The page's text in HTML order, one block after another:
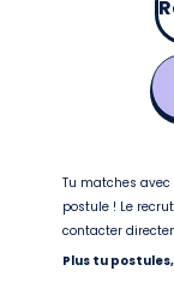
Tu matches avec
postule ! Le
contacter
Plus tu